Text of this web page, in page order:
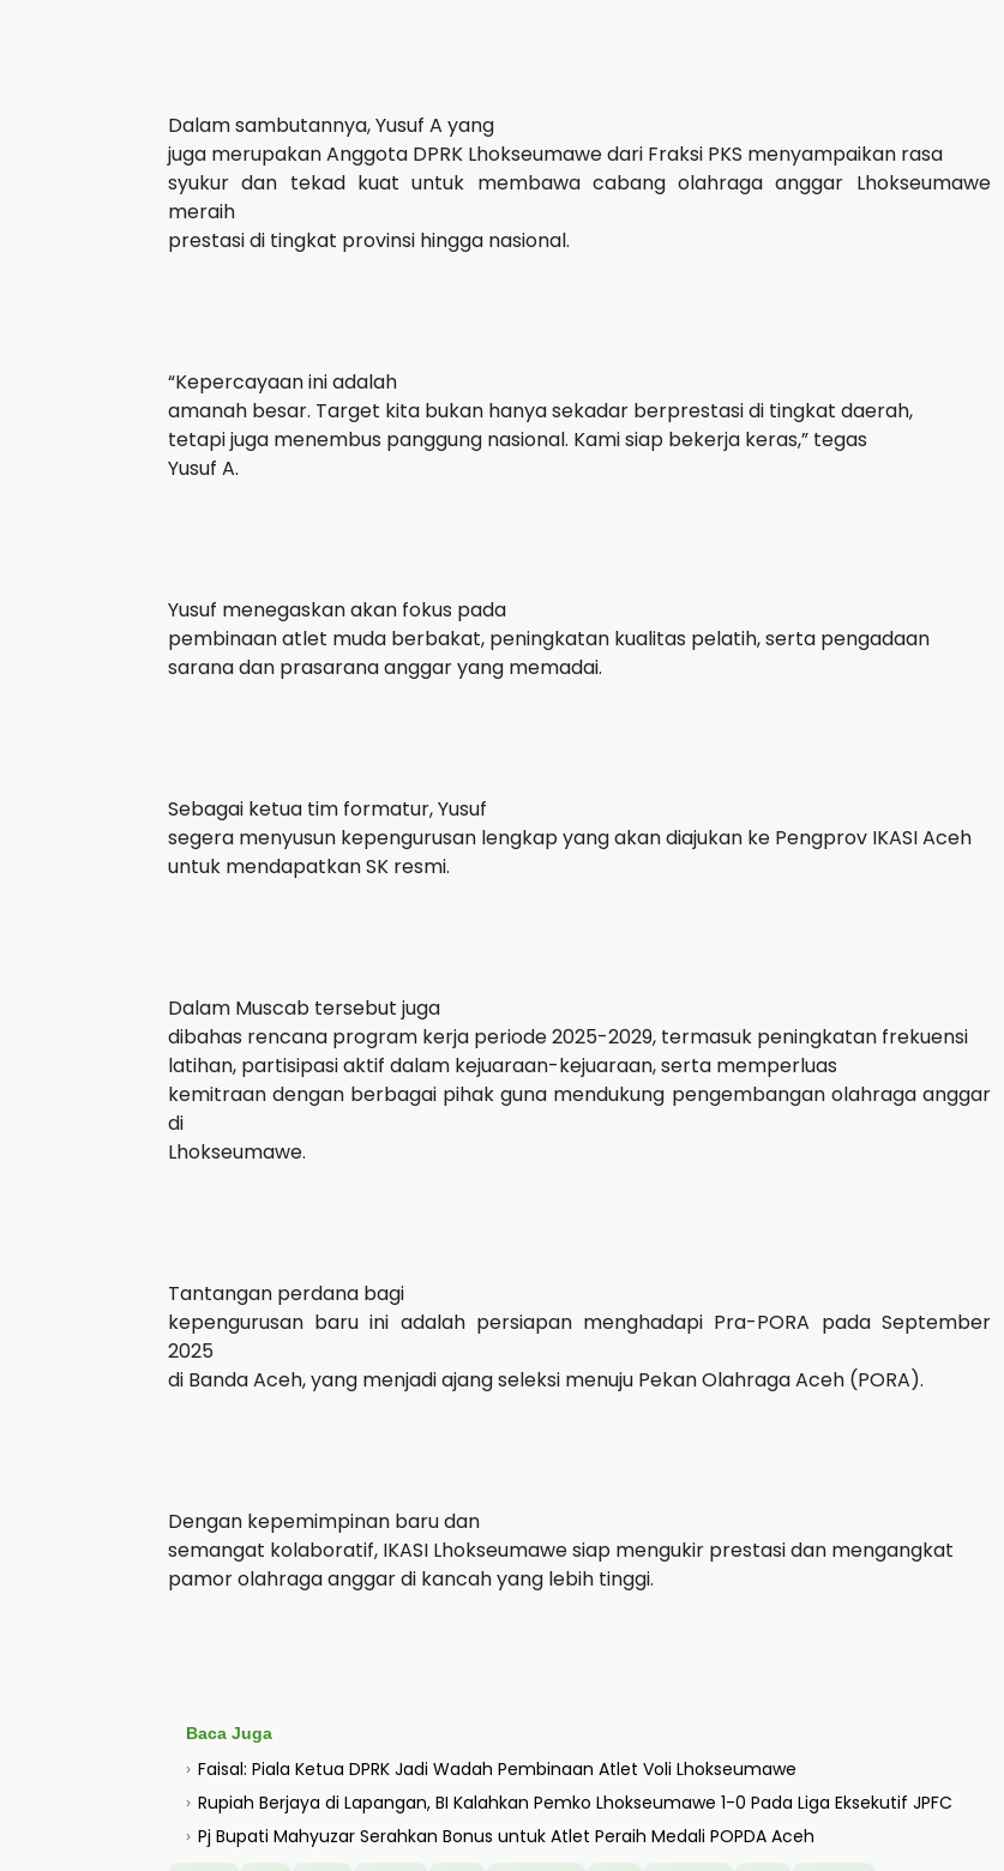
Dalam sambutannya, Yusuf A yang
juga merupakan Anggota DPRK Lhokseumawe dari Fraksi PKS menyampaikan rasa
syukur dan tekad kuat untuk membawa cabang olahraga anggar Lhokseumawe
meraih
prestasi di tingkat provinsi hingga nasional.
“Kepercayaan ini adalah
amanah besar. Target kita bukan hanya sekadar berprestasi di tingkat daerah,
tetapi juga menembus panggung nasional. Kami siap bekerja keras,” tegas
Yusuf A.
Yusuf menegaskan akan fokus pada
pembinaan atlet muda berbakat, peningkatan kualitas pelatih, serta pengadaan
sarana dan prasarana anggar yang memadai.
Sebagai ketua tim formatur, Yusuf
segera menyusun kepengurusan lengkap yang akan diajukan ke Pengprov IKASI Aceh
untuk mendapatkan SK resmi.
Dalam Muscab tersebut juga
dibahas rencana program kerja periode 2025-2029, termasuk peningkatan frekuensi
latihan, partisipasi aktif dalam kejuaraan-kejuaraan, serta memperluas
kemitraan dengan berbagai pihak guna mendukung pengembangan olahraga anggar
di
Lhokseumawe.
Tantangan perdana bagi
kepengurusan baru ini adalah persiapan menghadapi Pra-PORA pada September
2025
di Banda Aceh, yang menjadi ajang seleksi menuju Pekan Olahraga Aceh (PORA).
Dengan kepemimpinan baru dan
semangat kolaboratif, IKASI Lhokseumawe siap mengukir prestasi dan mengangkat
pamor olahraga anggar di kancah yang lebih tinggi.
Baca Juga
› Faisal: Piala Ketua DPRK Jadi Wadah Pembinaan Atlet Voli Lhokseumawe
› Rupiah Berjaya di Lapangan, BI Kalahkan Pemko Lhokseumawe 1-0 Pada Liga Eksekutif JPFC
› Pj Bupati Mahyuzar Serahkan Bonus untuk Atlet Peraih Medali POPDA Aceh